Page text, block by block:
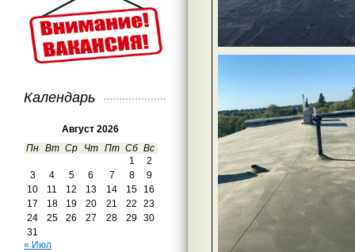
Календарь
Август 2026
Пн Вт Ср Чт Пт Сб Вс
1
2
3
4 5 6 7 8
9
10
11 12 13 14 15
16
17
18 19 20 21 22
23
24
25 26 27 28 29
30
31
« Июл